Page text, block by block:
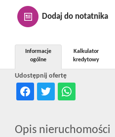
Dodaj do notatnika
Udostępnij ofertę
Informacje
ogólne
Kalkulator
kredytowy
Opis nieruchomości